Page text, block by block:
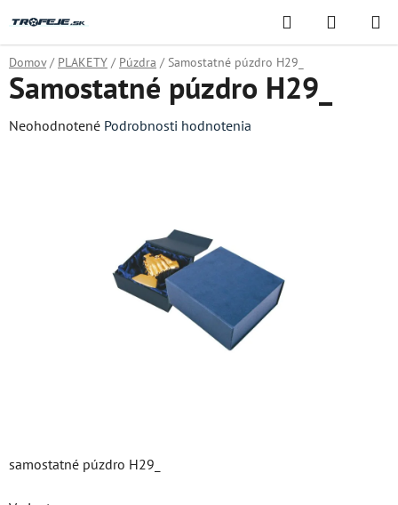
na
obsah
Hľadať
KOŠÍK
Domov / PLAKETY / Púzdra / Samostatné púzdro H29_
samostatné púzdro H29_
Samostatné púzdro H29_
Priemerné
Neohodnotené Podrobnosti hodnotenia